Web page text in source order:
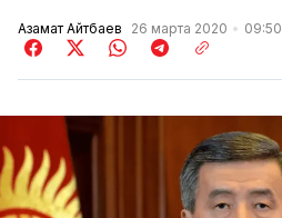
Азамат Айтбаев 26 марта 2020 09:50